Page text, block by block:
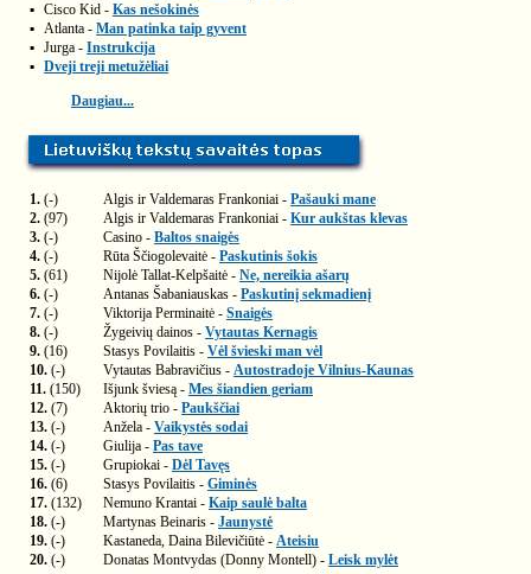
▪ Cisco Kid - Kas nešokinės
▪ Atlanta - Man patinka taip gyvent
▪ Jurga - Instrukcija
▪ Dveji treji metužėliai
Daugiau...
1. (-) Algis ir Valdemaras Frankoniai - Pašauki mane
2. (97) Algis ir Valdemaras Frankoniai - Kur aukštas klevas
3. (-) Casino - Baltos snaigės
4. (-) Rūta Ščiogolevaitė - Paskutinis šokis
5. (61) Nijolė Tallat-Kelpšaitė - Ne, nereikia ašarų
6. (-) Antanas Šabaniauskas - Paskutinį sekmadienį
7. (-) Viktorija Perminaitė - Snaigės
8. (-) Žygeivių dainos - Vytautas Kernagis
9. (16) Stasys Povilaitis - Vėl švieski man vėl
10. (-) Vytautas Babravičius - Autostradoje Vilnius-Kaunas
11. (150) Išjunk šviesą - Mes šiandien geriam
12. (7) Aktorių trio - Paukščiai
13. (-) Anžela - Vaikystės sodai
14. (-) Giulija - Pas tave
15. (-) Grupiokai - Dėl Tavęs
16. (6) Stasys Povilaitis - Giminės
17. (132) Nemuno Krantai - Kaip saulė balta
18. (-) Martynas Beinaris - Jaunystė
19. (-) Kastaneda, Daina Bilevičiūtė - Ateisiu
20. (-) Donatas Montvydas (Donny Montell) - Leisk mylėt